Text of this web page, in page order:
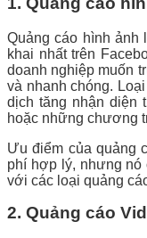
Quảng cáo hình ảnh
khai nhất trên
doanh nghiệp muốn
và nhanh chóng.
dịch tăng nhận diện
hoặc những chương
Ưu điểm của quảng
phí hợp lý, nhưng nó
với các loại quảng
2. Quảng cáo